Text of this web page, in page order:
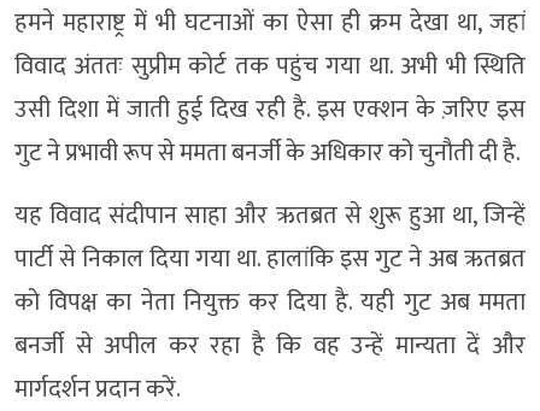
हमने महाराष्ट्र में भी घटनाओं का ऐसा ही क्रम देखा था, जहां
विवाद अंततः सुप्रीम कोर्ट तक पहुंच गया था. अभी भी स्थिति
उसी दिशा में जाती हुई दिख रही है. इस एक्शन के ज़रिए इस
गुट ने प्रभावी रूप से ममता बनर्जी के अधिकार को चुनौती दी है.
यह विवाद संदीपान साहा और ऋतब्रत से शुरू हुआ था, जिन्हें
पार्टी से निकाल दिया गया था. हालांकि इस गुट ने अब ऋतब्रत
को विपक्ष का नेता नियुक्त कर दिया है. यही गुट अब ममता
बनर्जी से अपील कर रहा है कि वह उन्हें मान्यता दें और
मार्गदर्शन प्रदान करें.